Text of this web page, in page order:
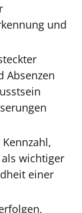
und
Absenzen
wichtiger
einer